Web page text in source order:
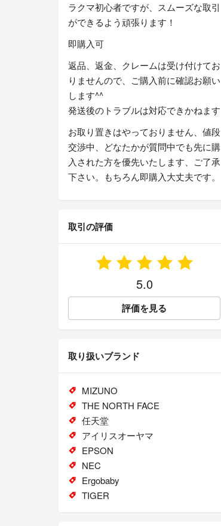
ラクマ初心者ですが、スムーズな取引
ができるよう頑張ります！
即購入可
返品、返金、クレームは受け付けてお
りませんので、ご購入前に確認お願い
します^^
発送後のトラブルは対応できかねます
お取り置きはやっておりません、値段
交渉中、どなたかが質問中でも先に購
入された方を優先いたします、ご了承
下さい。もちろん即購入大丈夫です。
取引の評価
5.0
評価を見る
取り扱いブランド
MIZUNO
THE NORTH FACE
任天堂
アイリスオーヤマ
EPSON
NEC
Ergobaby
TIGER